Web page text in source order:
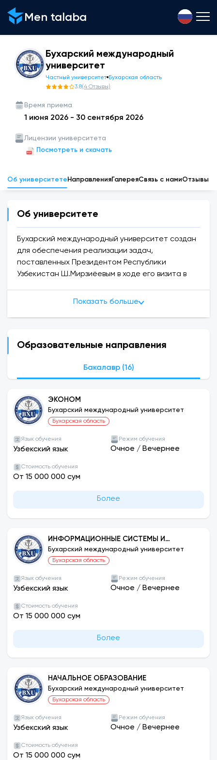
Men talaba
Бухарский международный
университет
Частный университет Бухарская область
3.8(4 Отзывы)
Время приема
1 июня 2026 - 30 сентября 2026
Лицензии университета
Посмотреть и скачать
Об университете НаправленияГалереяСвязь с намиОтзывы
Об университете
Бухарский международный университет создан
для обеспечения реализации задач,
поставленных Президентом Республики
Узбекистан Ш.Мирзиёевым в ходе его визита в
ходе визита в Бухарскую область. внеочередная
действует на основании лицензии № 277162,
контролю качества образования при Кабинете
Министров Республики Узбекистан.
Требования для поступления в институт:
Для участия во внутренних экзаменах требуется
проходной балл.
В институте имеется студенческое общежитие
удобства и современные условия. Общежитие
чтобы обеспечить комфорт и безопасность
Показать больше
Образовательные направления
Бакалавр (16)
ЭКОНОМ
Бухарский международный университет
Бухарская область
Язык обучения
Узбекский язык
Режим обучения
Очное / Вечернее
Стоимость обучения
От 15 000 000 сум
Более
ИНФОРМАЦИОННЫЕ СИСТЕМЫ И
ТЕХНОЛОГИИ (ПО СЕТЯМ И ОТРАСЛЯМ)
Бухарский международный университет
Бухарская область
Язык обучения
Узбекский язык
Режим обучения
Очное / Вечернее
Стоимость обучения
От 15 000 000 сум
Более
НАЧАЛЬНОЕ ОБРАЗОВАНИЕ
Бухарский международный университет
Бухарская область
Язык обучения
Узбекский язык
Режим обучения
Очное / Вечернее
Стоимость обучения
От 15 000 000 сум